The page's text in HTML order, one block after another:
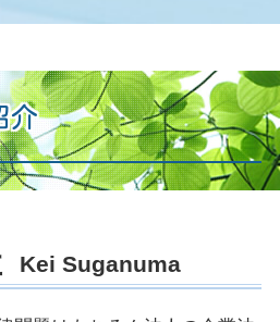
士 対応
い
ットカード
介
Kei Suganuma